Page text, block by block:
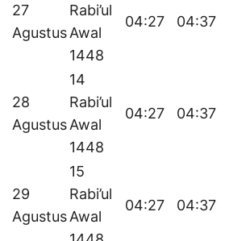
27
Agustus
Rabi’ul
Awal
1448
04:27 04:37
28
Agustus
14
Rabi’ul
Awal
1448
04:27 04:37
29
Agustus
15
Rabi’ul
Awal
04:27 04:37